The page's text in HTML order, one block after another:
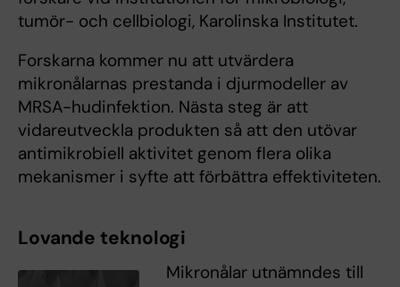
tumör- och cellbiologi, Karolinska Institutet.
Forskarna kommer nu att utvärdera
mikronålarnas prestanda i djurmodeller av
MRSA-hudinfektion. Nästa steg är att
vidareutveckla produkten så att den utövar
antimikrobiell aktivitet genom flera olika
mekanismer i syfte att förbättra effektiviteten.
Lovande teknologi
Mikronålar utnämndes till